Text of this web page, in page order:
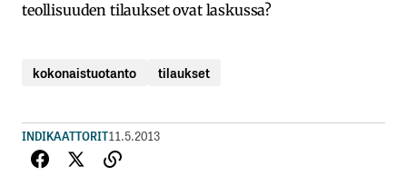
teollisuuden tilaukset ovat laskussa?
kokonaistuotanto tilaukset
INDIKAATTORIT11.5.2013